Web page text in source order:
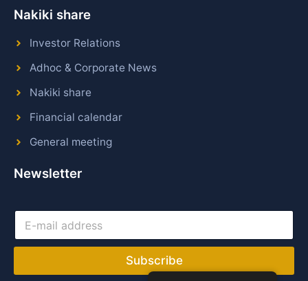
Nakiki share
Investor Relations
Adhoc & Corporate News
Nakiki share
Financial calendar
General meeting
Newsletter
E
m
Subscribe